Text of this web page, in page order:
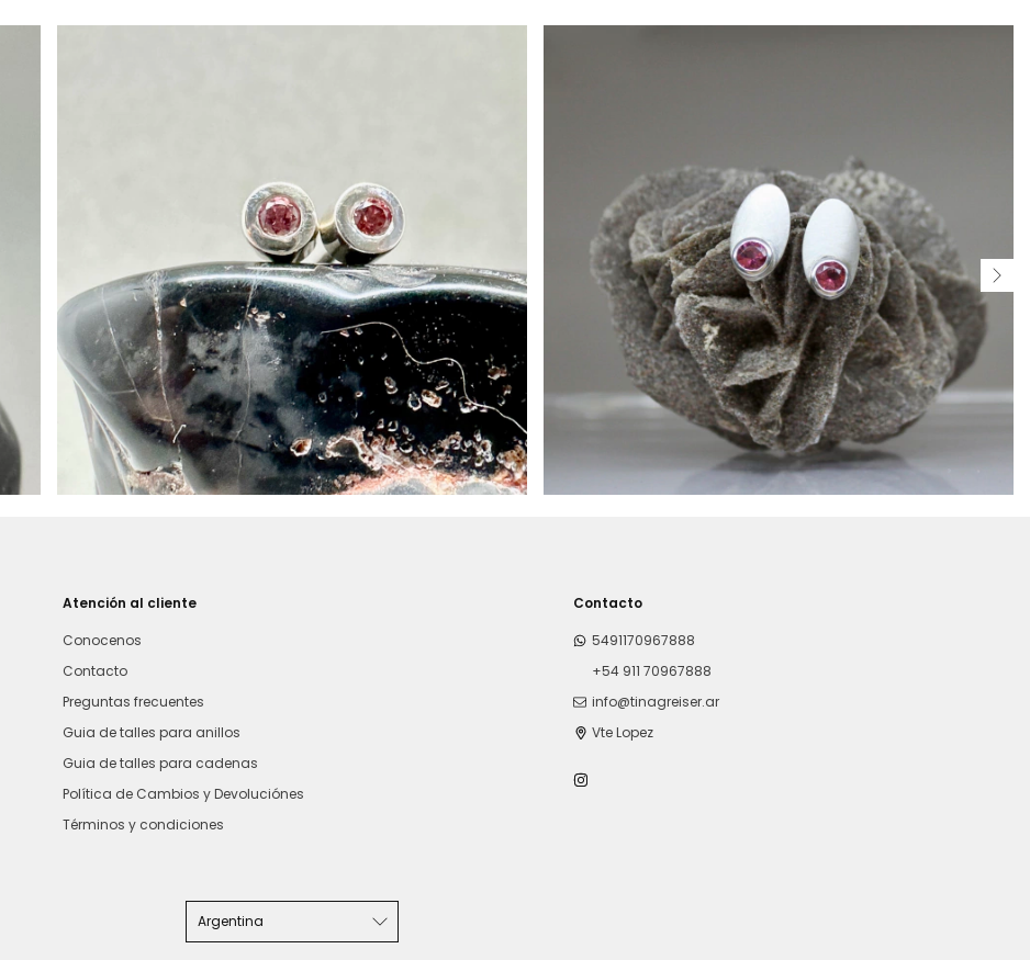
$120.450 $278.130
Atención al cliente
Conocenos
Contacto
Preguntas frecuentes
Guia de talles para anillos
Guia de talles para cadenas
Política de Cambios y Devoluciónes
Términos y condiciones
Contacto
5491170967888
+54 911 70967888
info@tinagreiser.ar
Vte Lopez